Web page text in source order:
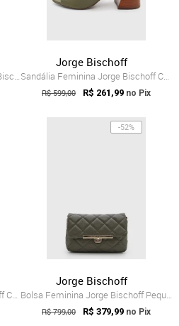
Bolsa Pequena Feminina Jorge Bischoff Te...
Jorge Bischoff
Sandália Feminina Jorge Bischoff Couro S...
R$ 599,00 R$ 261,99 no Pix
Sandália Feminina Jorge Bischoff Couro Verde
-52%
Jorge Bischoff
Bolsa Feminina Jorge Bischoff Pequena Couro Verde
R$ 799,00 R$ 379,99 no Pix